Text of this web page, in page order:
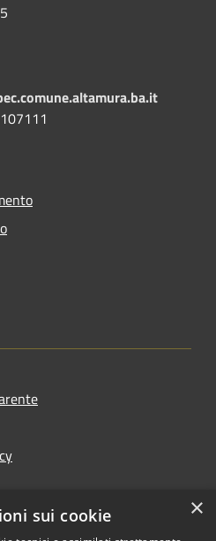
×
sui cookie